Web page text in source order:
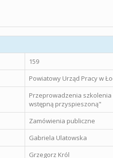
159
Powiatowy Urząd Pracy w
Przeprowadzenia szkolenia
wstępną przyspieszoną"
Zamówienia publiczne
Gabriela Ulatowska
Grzegorz Król